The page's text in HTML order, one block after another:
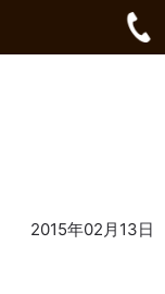
2015年02月13日